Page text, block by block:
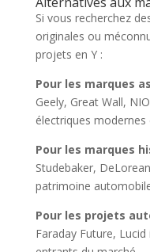
Si vous recherchez
originales ou
projets en Y :
Pour les marques
Geely, Great Wall,
électriques modernes
Pour les marques
Studebaker,
patrimoine
Pour les projets
Faraday Future,